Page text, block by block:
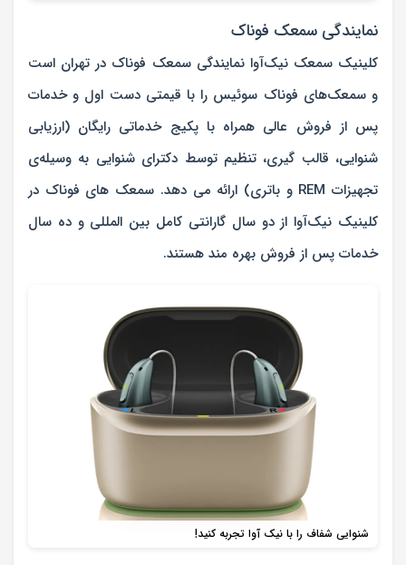
نمایندگی سمعک فوناک
کلینیک سمعک نیک‌آوا نمایندگی سمعک فوناک در تهران است
و سمعک‌های فوناک سوئیس را با قیمتی دست اول و خدمات
پس از فروش عالی همراه با پکیج خدماتی رایگان (ارزیابی
شنوایی، قالب گیری، تنظیم توسط دکترای شنوایی به وسیله‌ی
تجهیزات REM و باتری) ارائه می دهد. سمعک های فوناک در
کلینیک نیک‌آوا از دو سال گارانتی کامل بین المللی و ده سال
خدمات پس از فروش بهره مند هستند.
شنوایی شفاف را با نیک آوا تجربه کنید!